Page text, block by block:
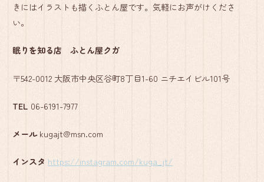
きにはイラストも描くふとん屋です。気軽にお声がけくださ
い。
眠りを知る店 ふとん屋クガ
〒542-0012 大阪市中央区谷町8丁目1-60 ニチエイビル101号
TEL 06-6191-7977
メールkugajt@msn.com
インスタ https://instagram.com/kuga_jt/